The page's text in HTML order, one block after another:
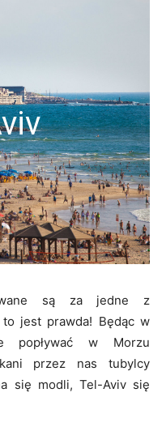
są za jedne z
jest prawda! Będąc w
popływać w Morzu
przez nas tubylcy
się modli, Tel-Aviv się